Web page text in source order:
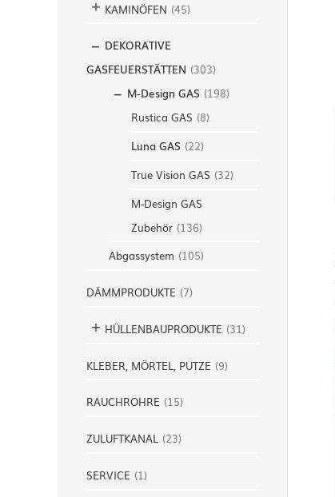
KAMINÖFEN (45)
DEKORATIVE
GASFEUERSTÄTTEN (303)
M-Design GAS (198)
Rustica GAS (8)
Luna GAS (22)
True Vision GAS (32)
M-Design GAS
Zubehör (136)
Abgassystem (105)
DÄMMPRODUKTE (7)
HÜLLENBAUPRODUKTE (31)
KLEBER, MÖRTEL, PUTZE (9)
RAUCHROHRE (15)
ZULUFTKANAL (23)
SERVICE (1)